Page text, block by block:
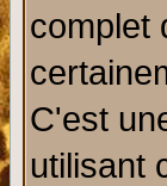
complet
C'est
utilisant